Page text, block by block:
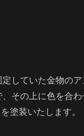
していた金物のア
その上に色を合
塗装いたします。